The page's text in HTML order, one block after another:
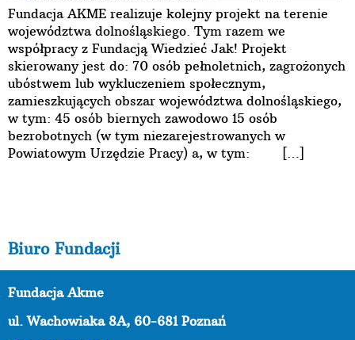
Fundacja AKME realizuje kolejny projekt na terenie
województwa dolnośląskiego. Tym razem we
współpracy z Fundacją Wiedzieć Jak! Projekt
skierowany jest do: 70 osób pełnoletnich, zagrożonych
ubóstwem lub wykluczeniem społecznym,
zamieszkujących obszar województwa dolnośląskiego,
w tym: 45 osób biernych zawodowo 15 osób
bezrobotnych (w tym niezarejestrowanych w
Powiatowym Urzędzie Pracy) a, w tym: […]
Biuro Fundacji
Fundacja Akme
ul. Wachowiaka 8A, 60-681 Poznań